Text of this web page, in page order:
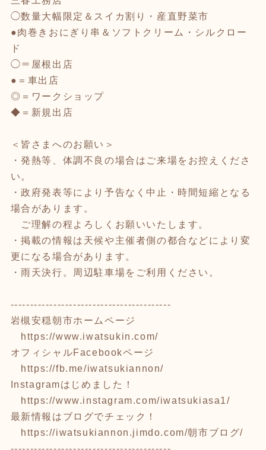
◯数量大幅限定＆スイカ割り・産直野菜市
●肉巻きおにぎり串＆ソフトクリーム・シルクロー
ド
◯＝屋根出店
●＝車出店
◎＝ワークショップ
◆＝新規出店
＜皆さまへのお願い＞
・発熱等、体調不良の場合はご来場をお控えくださ
い。
・政府発表等により予告なく中止・時間短縮となる
場合があります。
ご理解の程よろしくお願いいたします。
・掲載の情報は天候や主催者側の都合などにより変
更になる場合があります。
・雨天決行。周辺駐車場をご利用ください。
-----------------------------------------
岩槻安穏朝市ホームページ
https://www.iwatsukin.com/
オフィシャルFacebookページ
https://fb.me/iwatsukiannon/
Instagramはじめました！
https://www.instagram.com/iwatsukiasa1/
最新情報はブログでチェック！
https://iwatsukiannon.jimdo.com/朝市ブログ/